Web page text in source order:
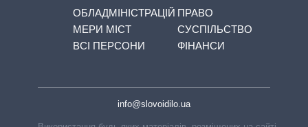
ОБЛАДМІНІСТРАЦІЙ
МЕРИ МІСТ
ВСІ ПЕРСОНИ
ПРАВО
СУСПІЛЬСТВО
ФІНАНСИ
info@slovoidilo.ua